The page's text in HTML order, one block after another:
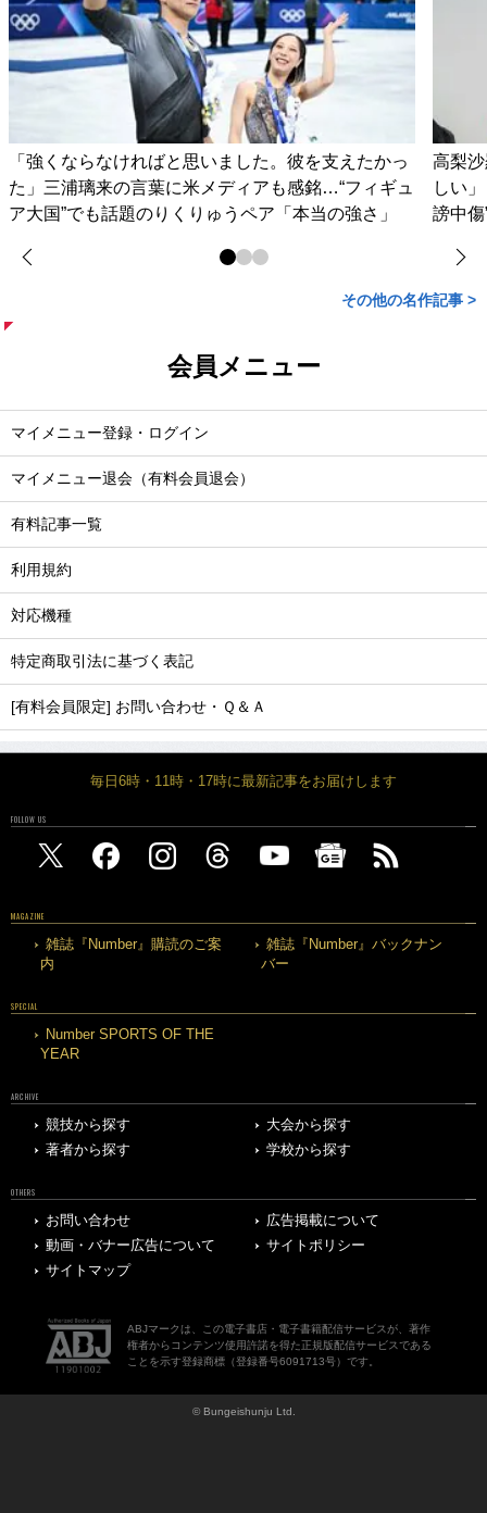
「強くならなければと思いました。彼を支えたかっ
た」三浦璃来の言葉に米メディアも感銘…“フィギュ
ア大国”でも話題のりくりゅうペア「本当の強さ」
高梨
しい
謗中
その他の名作記事 >
会員メニュー
マイメニュー登録・ログイン
マイメニュー退会（有料会員退会）
有料記事一覧
利用規約
対応機種
特定商取引法に基づく表記
[有料会員限定] お問い合わせ・Ｑ＆Ａ
毎日6時・11時・17時に最新記事をお届けします
FOLLOW US
MAGAZINE
雑誌『Number』購読のご案
内
雑誌『Number』バックナン
バー
SPECIAL
Number SPORTS OF THE
YEAR
ARCHIVE
競技から探す
大会から探す
著者から探す
学校から探す
OTHERS
お問い合わせ
広告掲載について
動画・バナー広告について
サイトポリシー
サイトマップ
ABJマークは、この電子書店・電子書籍配信サービスが、著作
権者からコンテンツ使用許諾を得た正規版配信サービスである
ことを示す登録商標（登録番号6091713号）です。
© Bungeishunju Ltd.